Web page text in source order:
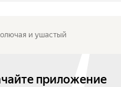
и ушастый
приложение